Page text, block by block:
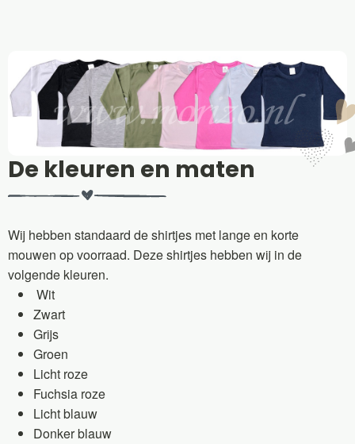
De kleuren en maten
Wij hebben standaard de shirtjes met lange en korte
mouwen op voorraad. Deze shirtjes hebben wij in de
volgende kleuren.
Wit
Zwart
Grijs
Groen
Licht roze
Fuchsia roze
Licht blauw
Donker blauw